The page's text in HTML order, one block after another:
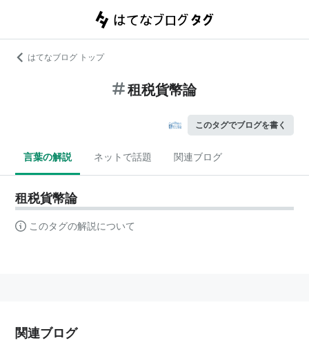
はてなブログ トップ
租税貨幣論
このタグでブログを書く
言葉の解説 ネットで話題 関連ブログ
租税貨幣論
このタグの解説について
関連ブログ